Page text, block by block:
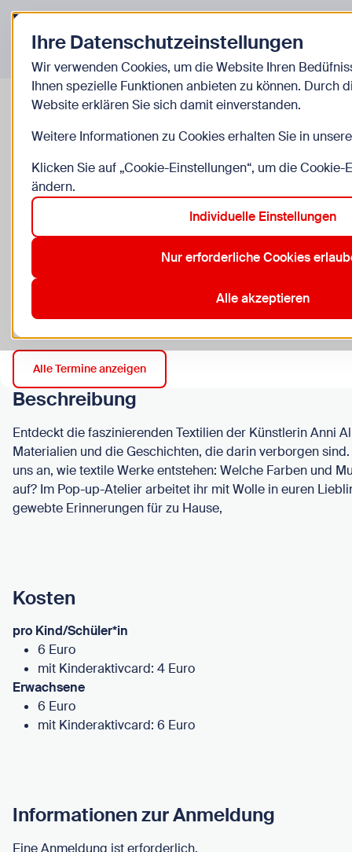
Zurück zur Startseite
Veranstaltungen
© Foto:
Fadenspiele
ab Do, 13.8. bis So, 16.8.
3 bis 6 Jahre, ganze Familie, Begleitperson
Alle Termine anzeigen
Beschreibung
Entdeckt die faszinierenden Textilien der Künstlerin Anni
Materialien und die Geschichten, die darin verborgen
uns an, wie textile Werke entstehen: Welche Farben und
auf? Im Pop-up-Atelier arbeitet ihr mit Wolle in euren
gewebte Erinnerungen für zu Hause,
Kosten
pro Kind/Schüler*in
6 Euro
mit Kinderaktivcard: 4 Euro
Erwachsene
6 Euro
mit Kinderaktivcard: 6 Euro
Informationen zur Anmeldung
Eine Anmeldung ist erforderlich.
Ihre Datenschutzeinstellungen
Wir verwenden Cookies, um die Website Ihren
Ihnen spezielle Funktionen anbieten zu können. Durch
Website erklären Sie sich damit einverstanden.
Weitere Informationen zu Cookies erhalten Sie in
Klicken Sie auf „Cookie-Einstellungen“, um die
ändern.
Individuelle Einstellungen
Nur erforderliche Cookies
Alle akzeptieren